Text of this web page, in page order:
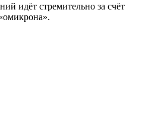
идёт стремительно за счёт